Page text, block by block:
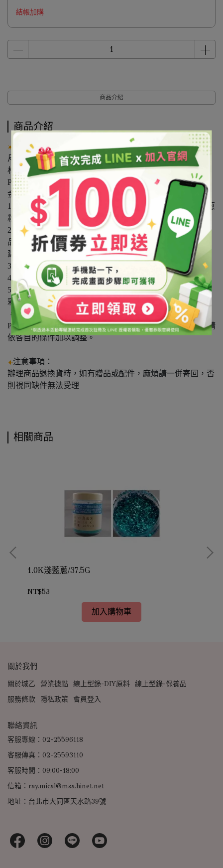
結帳加購
商品介紹
商品介紹
產品說明：
尺寸:1/200=0.2mm
材質:塑膠PET(可耐熱至170℃以下。避免日照，是酸鹼值
PH6-7.5，不耐醇酮類之溶劑)
金蔥粉可使用於不同產品中，其特性與運用建議如下：
1．混合溶劑或膠水中，注意酸鹼值。PH7.5以上會侵蝕金蔥
粉上的電鍍層及顏色。
2．請勿放入醇酮類溶劑中，如指甲油和含任何香精的產
品。若需使用此類溶劑，
建議降低濃度、縮短加工時間。新產品請先行測試。
3．請勿放入水中滾煮。
4．避免直接熱加壓，建議烘乾溫度100℃-140℃。
5．五彩材質是由多層膜組合而成，此結構經反射，可產生
彩虹色澤，隨觀察角度不同而改變
，製作過程中顏色比對不易，因此較容易有色差產生。
PS：以上建議僅供參考。在實際使用時會產生不同條件，請
依各自的條件加以調整。
注意事項：
辦理商品退換貨時，如有贈品或配件，麻煩請一併寄回，否
則視同缺件無法受理
相關商品
1.0K淺藍蔥/37.5G
NT$53
加入購物車
關於我們
關於城乙 營業據點 線上型錄-DIY原料 線上型錄-保養品
服務條款
隱私政策 會員登入
聯絡資訊
客服專線：02-25596118
客服傳真：02-25593110
客服時間：09:00-18:00
信箱：ray.mical@msa.hinet.net
地址：台北市大同區天水路39號